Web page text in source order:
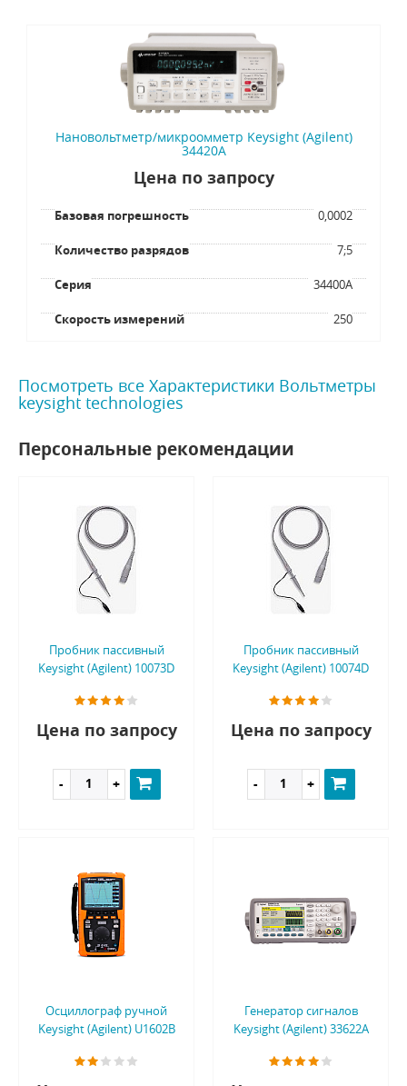
Нановольтметр/микроомметр Keysight (Agilent)
34420A
Цена по запросу
Базовая погрешность 0,0002
Количество разрядов 7;5
Серия 34400A
Скорость измерений 250
Посмотреть все Характеристики Вольтметры
keysight technologies
Персональные рекомендации
Пробник пассивный
Keysight (Agilent) 10073D
Цена по запросу
Пробник пассивный
Keysight (Agilent) 10074D
Цена по запросу
Осциллограф ручной
Keysight (Agilent) U1602B
Генератор сигналов
Keysight (Agilent) 33622A